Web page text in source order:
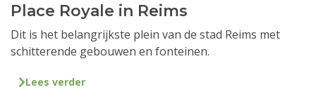
Place Royale in Reims
Dit is het belangrijkste plein van de stad Reims met
schitterende gebouwen en fonteinen.
Lees verder